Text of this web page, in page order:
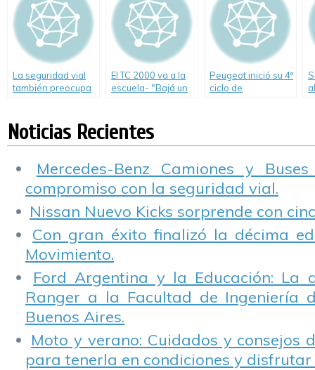
La seguridad vial
también preocupa
El TC 2000 va a la
escuela- "Bajá un
Peugeot inició su 4º
ciclo de
Noticias Recientes
Mercedes-Benz Camiones y
compromiso con la seguridad vial.
Nissan Nuevo Kicks sorprende con
Con gran éxito finalizó la décima
Movimiento.
Ford Argentina y la Educación: La
Ranger a la Facultad de Ingeniería
Buenos Aires.
Moto y verano: Cuidados y consejos
para tenerla en condiciones y disfrutar